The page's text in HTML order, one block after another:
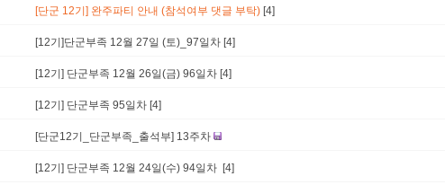
[단군 12기] 완주파티 안내 (참석여부 댓글 부탁) [4]
[12기]단군부족 12월 27일 (토)_97일차 [4]
[12기] 단군부족 12월 26일(금) 96일차 [4]
[12기] 단군부족 95일차 [4]
[단군12기_단군부족_출석부] 13주차
[12기] 단군부족 12월 24일(수) 94일차 [4]